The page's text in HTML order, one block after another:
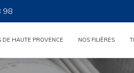
98
DE HAUTE PROVENCE NOS FILIÈRES